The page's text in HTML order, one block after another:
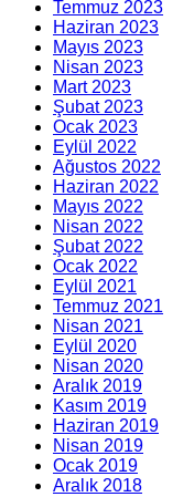
Temmuz 2023
Haziran 2023
Mayıs 2023
Nisan 2023
Mart 2023
Şubat 2023
Ocak 2023
Eylül 2022
Ağustos 2022
Haziran 2022
Mayıs 2022
Nisan 2022
Şubat 2022
Ocak 2022
Eylül 2021
Temmuz 2021
Nisan 2021
Eylül 2020
Nisan 2020
Aralık 2019
Kasım 2019
Haziran 2019
Nisan 2019
Ocak 2019
Aralık 2018